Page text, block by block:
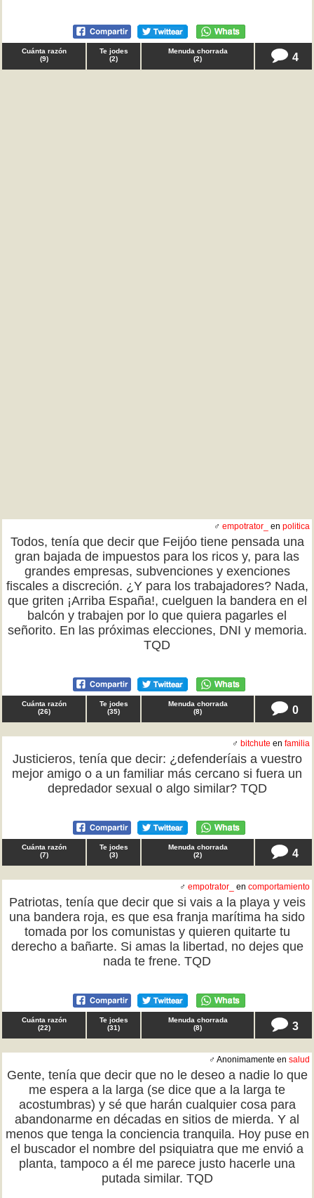
Cuánta razón
(9)
Te jodes
(2)
Menuda chorrada
(2) 4
♂ empotrator_ en politica
Todos, tenía que decir que Feijóo tiene pensada una
gran bajada de impuestos para los ricos y, para las
grandes empresas, subvenciones y exenciones
fiscales a discreción. ¿Y para los trabajadores? Nada,
que griten ¡Arriba España!, cuelguen la bandera en el
balcón y trabajen por lo que quiera pagarles el
señorito. En las próximas elecciones, DNI y memoria.
TQD
Cuánta razón
(26)
Te jodes
(35)
Menuda chorrada
(8) 0
♂ bitchute en familia
Justicieros, tenía que decir: ¿defenderíais a vuestro
mejor amigo o a un familiar más cercano si fuera un
depredador sexual o algo similar? TQD
Cuánta razón
(7)
Te jodes
(3)
Menuda chorrada
(2) 4
♂ empotrator_ en comportamiento
Patriotas, tenía que decir que si vais a la playa y veis
una bandera roja, es que esa franja marítima ha sido
tomada por los comunistas y quieren quitarte tu
derecho a bañarte. Si amas la libertad, no dejes que
nada te frene. TQD
Cuánta razón
(22)
Te jodes
(31)
Menuda chorrada
(8) 3
♂ Anonimamente en salud
Gente, tenía que decir que no le deseo a nadie lo que
me espera a la larga (se dice que a la larga te
acostumbras) y sé que harán cualquier cosa para
abandonarme en décadas en sitios de mierda. Y al
menos que tenga la conciencia tranquila. Hoy puse en
el buscador el nombre del psiquiatra que me envió a
planta, tampoco a él me parece justo hacerle una
putada similar. TQD